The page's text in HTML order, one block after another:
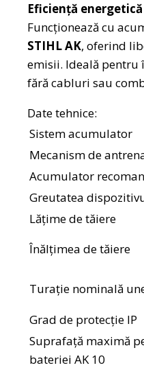
Eficiență
Funcționează cu
STIHL AK, oferind
emisii. Ideală
fără cabluri sau
Date tehnice:
Sistem acumulator
Mecanism de
Acumulator
Greutatea
Lățime de tăiere
Înălțimea de tăiere
Turație nominală
Grad de protecție IP
Suprafață maximă
bateriei AK 10